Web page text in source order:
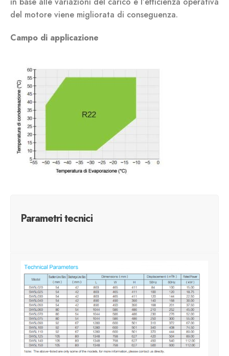
del motore viene migliorata di conseguenza.
Campo di applicazione
Parametri tecnici